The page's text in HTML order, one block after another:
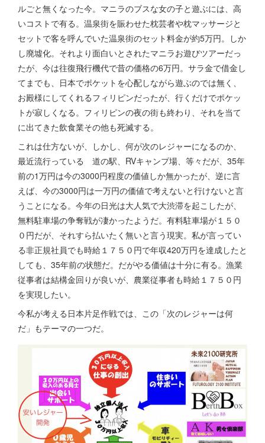
ルごと無くなった今。マニラのブスな女の子と遊ぶには、高
いコストで有る。温泉街を賑わせた枕芸者や枕マッサージと
セットで客を呼んでいた温泉街のセット料金が約5万円。しか
し廃墟化。それより面白いとされたマニラお遊びツアーだっ
たが、今は往復飛行機代で昔の価格の6万円。サラ金で借金し
てまでも、日本でポケットを心配しながら遊ぶのでは無く、
お殿様にしてくれるフィリピンだったが、行くだけでポケッ
トが寂しくなる。フィリピンの夜の街も終わり、それを当て
に出てきた飲食業その他も死滅する。
これは仕方ないが、しかし、何が次のレジャーになるのか、
最近流行っている 道の駅、RVキャンプ場、等々だが、35年
前の1万円は今の3000円程度の価値しか無かったが、逆に言
えば、今の3000円は一万円の価値で考えないと行けないと言
うことになる。今年の日光は大人気で大渋滞を起こしたが、
無料駐車場の争奪戦が凄かったようだ。有料駐車場が１５０
０円だが、それすら払いたく無いと言う現実。私が言ってい
る非正規社員でも時給１７５０円で年収420万円を達成したと
しても、35年前の状態だ。だがやる価値は十分に有る。漁業
従事者は結構金回りが良いが、農業従事者も時給１７５０円
を実現したい。
今私が考える日本片足作戦では、この「次のレジャーは何
だ」もテーマの一つだ。